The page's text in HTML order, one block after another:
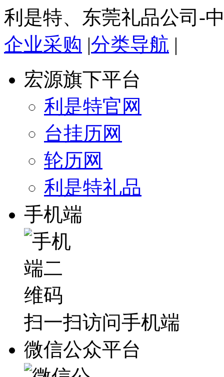
利是特、东莞礼品公司-
企业采购 |分类导航 |
宏源旗下平台
利是特官网
台挂历网
轮历网
利是特礼品
手机端
扫一扫访问手机端
微信公众平台